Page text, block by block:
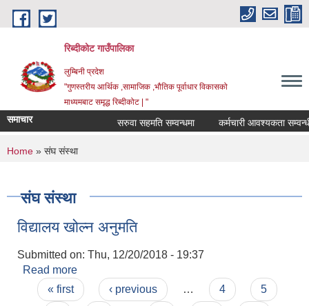
Skip to main content
रिब्दीकोट गाउँपालिका
लुम्बिनी प्रदेश
"गुणस्तरीय आर्थिक ,सामाजिक ,भौतिक पूर्वाधार विकासको
माध्यमबाट समृद्ध रिब्दीकोट | "
समाचार सरुवा सहमति सम्वन्धमा कर्मचारी आवश्यकता सम्वन्धी
You are here
Home » संघ संस्था
संघ संस्था
विद्यालय खोल्न अनुमति
Submitted on: Thu, 12/20/2018 - 19:37
Read more
Pages
« first ‹ previous … 4
5